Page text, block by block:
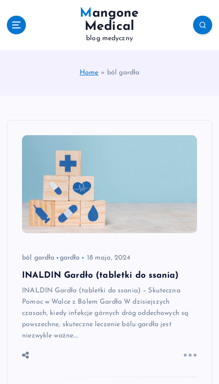
Mangone
Medical
blog medyczny
Home » ból gardła
ból gardła gardło 18 maja, 2024
INALDIN Gardło (tabletki do ssania)
INALDIN Gardło (tabletki do ssania) – Skuteczna
Pomoc w Walce z Bólem Gardła W dzisiejszych
czasach, kiedy infekcje górnych dróg oddechowych są
powszechne, skuteczne leczenie bólu gardła jest
niezwykle ważne.…